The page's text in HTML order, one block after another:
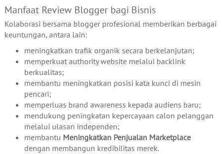
Manfaat Review Blogger bagi Bisnis
Kolaborasi bersama blogger profesional memberikan berbagai
keuntungan, antara lain:
meningkatkan trafik organik secara berkelanjutan;
memperkuat authority website melalui backlink
berkualitas;
membantu meningkatkan posisi kata kunci di mesin
pencari;
memperluas brand awareness kepada audiens baru;
mendukung peningkatan kepercayaan calon pelanggan
melalui ulasan independen;
membantu Meningkatkan Penjualan Marketplace
dengan membangun kredibilitas merek.